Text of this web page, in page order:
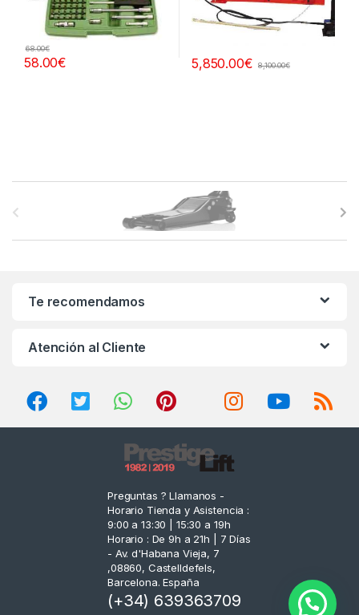
58.00€
68.00€
5,850.00€ 8,100.00€
Te recomendamos
Atención al Cliente
Preguntas ? Llamanos -
Horario Tienda y Asistencia :
9:00 a 13:30 | 15:30 a 19h
Horario : De 9h a 21h | 7 Días
- Av. d'Habana Vieja, 7
,08860, Castelldefels,
Barcelona. España
(+34) 639363709